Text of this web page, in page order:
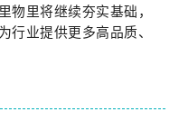
物里将继续夯实基础，
行业提供更多高品质、